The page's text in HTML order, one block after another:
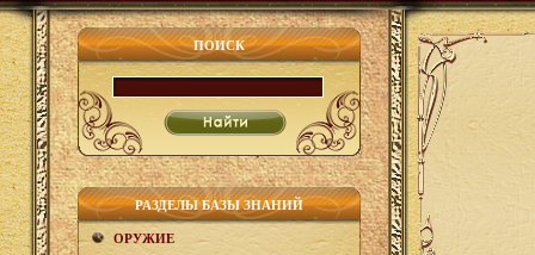
ПОИСК
РАЗДЕЛЫ БАЗЫ ЗНАНИЙ
ОРУЖИЕ